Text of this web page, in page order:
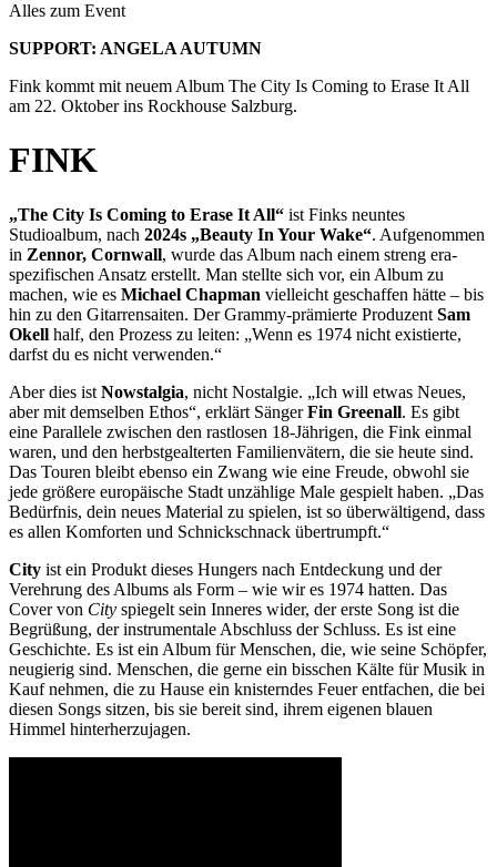
Alles zum Event
SUPPORT: ANGELA AUTUMN
Fink kommt mit neuem Album The City Is Coming to Erase It All
am 22. Oktober ins Rockhouse Salzburg.
FINK
„The City Is Coming to Erase It All“ ist Finks neuntes
Studioalbum, nach 2024s „Beauty In Your Wake“. Aufgenommen
in Zennor, Cornwall, wurde das Album nach einem streng era-
spezifischen Ansatz erstellt. Man stellte sich vor, ein Album zu
machen, wie es Michael Chapman vielleicht geschaffen hätte – bis
hin zu den Gitarrensaiten. Der Grammy-prämierte Produzent Sam
Okell half, den Prozess zu leiten: „Wenn es 1974 nicht existierte,
darfst du es nicht verwenden.“
Aber dies ist Nowstalgia, nicht Nostalgie. „Ich will etwas Neues,
aber mit demselben Ethos“, erklärt SängerFin Greenall. Es gibt
eine Parallele zwischen den rastlosen 18-Jährigen, die Fink einmal
waren, und den herbstgealterten Familienvätern, die sie heute sind.
Das Touren bleibt ebenso ein Zwang wie eine Freude, obwohl sie
jede größere europäische Stadt unzählige Male gespielt haben. „Das
Bedürfnis, dein neues Material zu spielen, ist so überwältigend, dass
es allen Komforten und Schnickschnack übertrumpft.“
City ist ein Produkt dieses Hungers nach Entdeckung und der
Verehrung des Albums als Form – wie wir es 1974 hatten. Das
Cover von City spiegelt sein Inneres wider, der erste Song ist die
Begrüßung, der instrumentale Abschluss der Schluss. Es ist eine
Geschichte. Es ist ein Album für Menschen, die, wie seine Schöpfer,
neugierig sind. Menschen, die gerne ein bisschen Kälte für Musik in
Kauf nehmen, die zu Hause ein knisterndes Feuer entfachen, die bei
diesen Songs sitzen, bis sie bereit sind, ihrem eigenen blauen
Himmel hinterherzujagen.